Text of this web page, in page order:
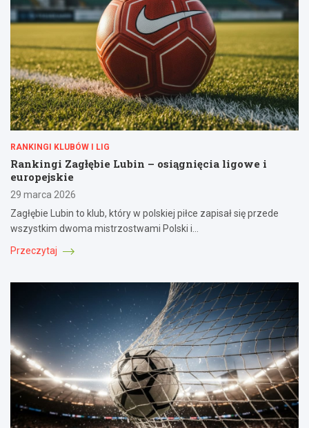
RANKINGI KLUBÓW I LIG
Rankingi Zagłębie Lubin – osiągnięcia ligowe i
europejskie
29 marca 2026
Zagłębie Lubin to klub, który w polskiej piłce zapisał się przede
wszystkim dwoma mistrzostwami Polski i…
Przeczytaj